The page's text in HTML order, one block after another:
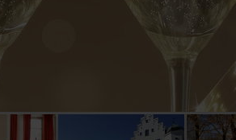
erfassen wir anonymisierte Daten für
und den Effekt bestimmter Seiten unseres
und Facebook. Durch diese Dienste
Weitere Hinweise zu der Verarbeitung
passend zu Ihren Interessen anzuzeigen.